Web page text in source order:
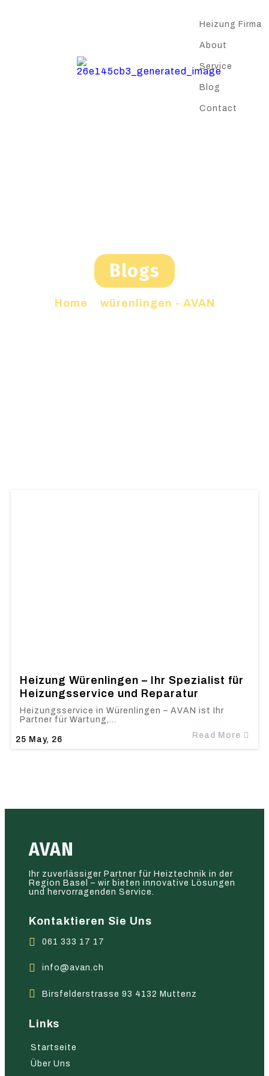
Heizung Firma
About
Service
Blog
Contact
Blogs
Home würenlingen - AVAN
Heizung Würenlingen – Ihr Spezialist für
Heizungsservice und Reparatur
25 May, 26
Heizungsservice in Würenlingen – AVAN ist Ihr
Partner für Wartung,…
Read More
AVAN
Ihr zuverlässiger Partner für Heiztechnik in der
Region Basel – wir bieten innovative Lösungen
und hervorragenden Service.
Kontaktieren Sie Uns
061 333 17 17
info@avan.ch
Birsfelderstrasse 93 4132 Muttenz
Links
Startseite
Über Uns